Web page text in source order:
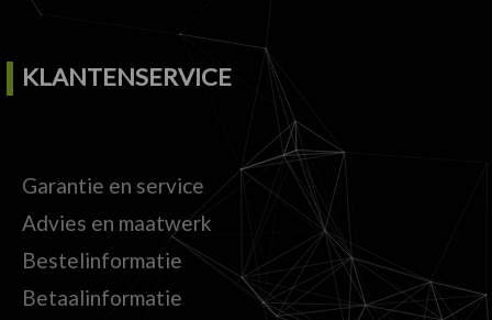
KLANTENSERVICE
Garantie en service
Advies en maatwerk
Bestelinformatie
Betaalinformatie